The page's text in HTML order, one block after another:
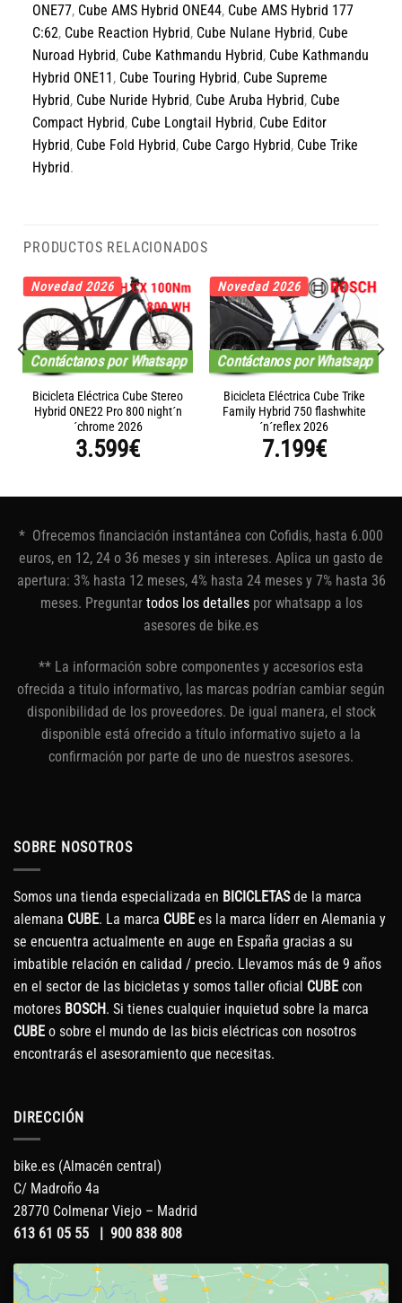
ONE77, Cube AMS Hybrid ONE44, Cube AMS Hybrid 177
C:62, Cube Reaction Hybrid, Cube Nulane Hybrid, Cube
Nuroad Hybrid, Cube Kathmandu Hybrid, Cube Kathmandu
Hybrid ONE11 , Cube Touring Hybrid, Cube Supreme
Hybrid, Cube Nuride Hybrid, Cube Aruba Hybrid, Cube
Compact Hybrid, Cube Longtail Hybrid, Cube Editor
Hybrid, Cube Fold Hybrid, Cube Cargo Hybrid, Cube Trike
Hybrid.
PRODUCTOS RELACIONADOS
Contáctanos por Whatsapp
Novedad 2026
Bicicleta Eléctrica Cube Stereo
Hybrid ONE22 Pro 800 night´n
´chrome 2026
3.599€
Contáctanos por Whatsapp
Novedad 2026
Bicicleta Eléctrica Cube Trike
Family Hybrid 750 flashwhite
´n´reflex 2026
7.199€
* Ofrecemos financiación instantánea con Cofidis, hasta 6.000
euros, en 12, 24 o 36 meses y sin intereses. Aplica un gasto de
apertura: 3% hasta 12 meses, 4% hasta 24 meses y 7% hasta 36
meses. Preguntar todos los detallespor whatsapp a los
asesores de bike.es
** La información sobre componentes y accesorios esta
ofrecida a titulo informativo, las marcas podrían cambiar según
disponibilidad de los proveedores. De igual manera, el stock
disponible está ofrecido a título informativo sujeto a la
confirmación por parte de uno de nuestros asesores.
SOBRE NOSOTROS
Somos una tienda especializada en BICICLETASde la marca
alemana CUBE. La marca CUBE es la marca líderr en Alemania y
se encuentra actualmente en auge en España gracias a su
imbatible relación en calidad / precio. Llevamos más de 9 años
en el sector de las bicicletas y somos taller oficial CUBE con
motores BOSCH. Si tienes cualquier inquietud sobre la marca
CUBE o sobre el mundo de las bicis eléctricas con nosotros
encontrarás el asesoramiento que necesitas.
DIRECCIÓN
bike.es (Almacén central)
C/ Madroño 4a
28770 Colmenar Viejo – Madrid
613 61 05 55
900 838 808